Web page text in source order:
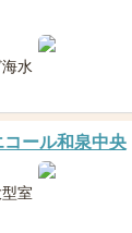
水
ール和泉中央
室